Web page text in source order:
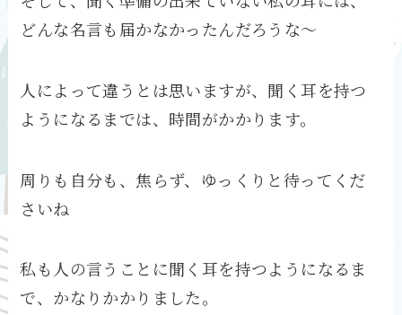
どんな名言も届かなかったんだろうな～
人によって違うとは思いますが、聞く耳を持つ
ようになるまでは、時間がかかります。
周りも自分も、焦らず、ゆっくりと待ってくだ
さいね
私も人の言うことに聞く耳を持つようになるま
で、かなりかかりました。